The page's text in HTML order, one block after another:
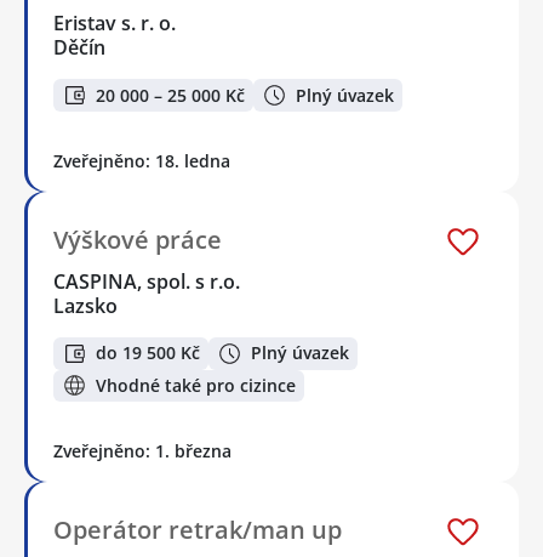
Eristav s. r. o.
Děčín
20 000 – 25 000 Kč Plný úvazek
Zveřejněno: 18. ledna
Výškové práce
CASPINA, spol. s r.o.
Lazsko
do 19 500 Kč
Plný úvazek
Vhodné také pro cizince
Zveřejněno: 1. března
Operátor retrak/man up